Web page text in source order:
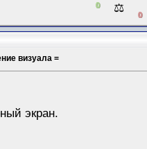
0 ⚖️ 0
визуала =
экран.